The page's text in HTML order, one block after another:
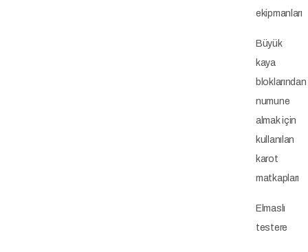
ekipmanları
Büyük
kaya
bloklarından
numune
almak için
kullanılan
karot
matkapları
Elmaslı
testere